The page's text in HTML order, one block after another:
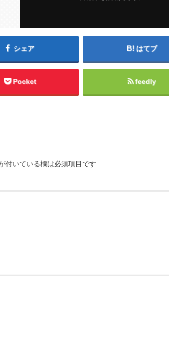
シェア はてブ
Pocket feedly
付いている欄は必須項目です